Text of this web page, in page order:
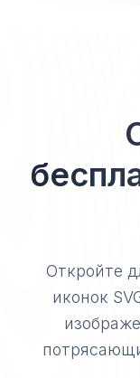
Откройте
иконок